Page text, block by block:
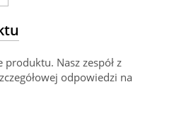
Nasz zespół z
odpowiedzi na